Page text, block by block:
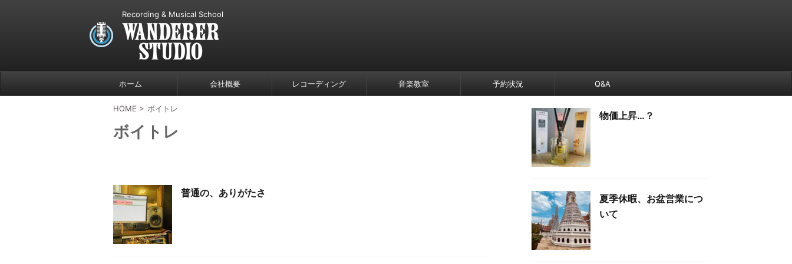
Recording & Musical School
ホーム 会社概要 レコーディング 音楽教室 予約状況 Q&A
HOME > ボイトレ
ボイトレ
普通の、ありがたさ
物価上昇…？
夏季休暇、お盆営業につ
いて